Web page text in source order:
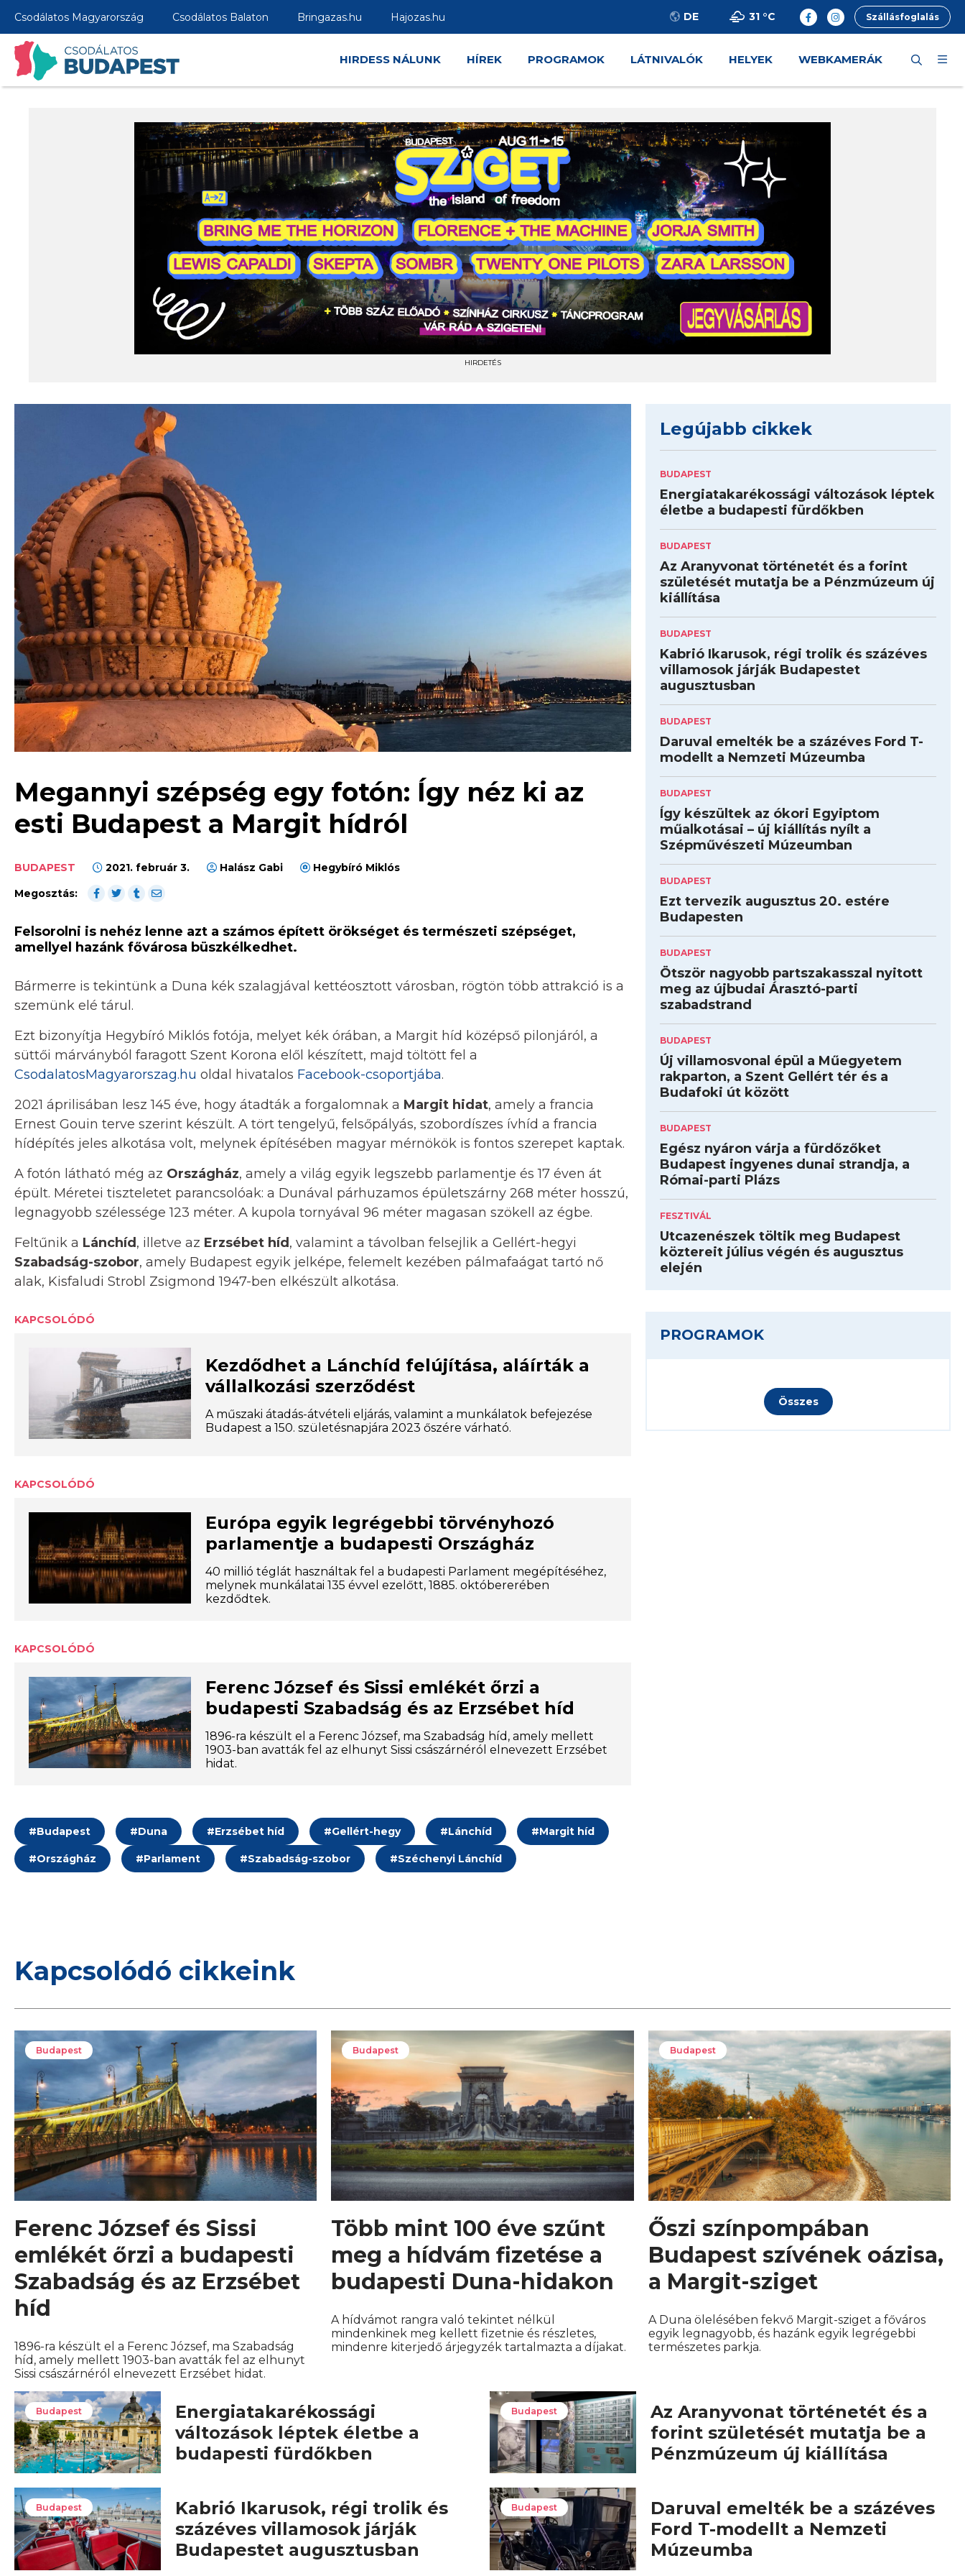
Csodálatos Magyarország Csodálatos Balaton Bringazas.hu Hajozas.hu DE 31 °C Szállásfoglalás
HIRDESS NÁLUNK HÍREK PROGRAMOK LÁTNIVALÓK HELYEK WEBKAMERÁK
HIRDETÉS
Megannyi szépség egy fotón: Így néz ki az
esti Budapest a Margit hídról
BUDAPEST 2021. február 3. Halász Gabi
Hegybíró Miklós
Megosztás:
Felsorolni is nehéz lenne azt a számos épített örökséget és természeti szépséget,
amellyel hazánk fővárosa büszkélkedhet.
Bármerre is tekintünk a Duna kék szalagjával kettéosztott városban, rögtön több attrakció is a
szemünk elé tárul.
Ezt bizonyítja Hegybíró Miklós fotója, melyet kék órában, a Margit híd középső pilonjáról, a
süttői márványból faragott Szent Korona elől készített, majd töltött fel a
CsodalatosMagyarorszag.hu oldal hivatalos Facebook-csoportjába.
2021 áprilisában lesz 145 éve, hogy átadták a forgalomnak a Margit hidat, amely a francia
Ernest Gouin terve szerint készült. A tört tengelyű, felsőpályás, szobordíszes ívhíd a francia
hídépítés jeles alkotása volt, melynek építésében magyar mérnökök is fontos szerepet kaptak.
A fotón látható még az Országház, amely a világ egyik legszebb parlamentje és 17 éven át
épült. Méretei tiszteletet parancsolóak: a Dunával párhuzamos épületszárny 268 méter hosszú,
legnagyobb szélessége 123 méter. A kupola tornyával 96 méter magasan szökell az égbe.
Feltűnik a Lánchíd, illetve az Erzsébet híd, valamint a távolban felsejlik a Gellért-hegyi
Szabadság-szobor, amely Budapest egyik jelképe, felemelt kezében pálmafaágat tartó nő
alak, Kisfaludi Strobl Zsigmond 1947-ben elkészült alkotása.
KAPCSOLÓDÓ
Kezdődhet a Lánchíd felújítása, aláírták a
vállalkozási szerződést
A műszaki átadás-átvételi eljárás, valamint a munkálatok befejezése
Budapest a 150. születésnapjára 2023 őszére várható.
KAPCSOLÓDÓ
Európa egyik legrégebbi törvényhozó
parlamentje a budapesti Országház
40 millió téglát használtak fel a budapesti Parlament megépítéséhez,
melynek munkálatai 135 évvel ezelőtt, 1885. októbererében
kezdődtek.
KAPCSOLÓDÓ
Ferenc József és Sissi emlékét őrzi a
budapesti Szabadság és az Erzsébet híd
1896-ra készült el a Ferenc József, ma Szabadság híd, amely mellett
1903-ban avatták fel az elhunyt Sissi császárnéról elnevezett Erzsébet
hidat.
#Budapest #Duna #Erzsébet híd #Gellért-hegy #Lánchíd #Margit híd
#Országház #Parlament #Szabadság-szobor #Széchenyi Lánchíd
Legújabb cikkek
BUDAPEST
Energiatakarékossági változások léptek
életbe a budapesti fürdőkben
BUDAPEST
Az Aranyvonat történetét és a forint
születését mutatja be a Pénzmúzeum új
kiállítása
BUDAPEST
Kabrió Ikarusok, régi trolik és százéves
villamosok járják Budapestet
augusztusban
BUDAPEST
Daruval emelték be a százéves Ford T-
modellt a Nemzeti Múzeumba
BUDAPEST
Így készültek az ókori Egyiptom
műalkotásai – új kiállítás nyílt a
Szépművészeti Múzeumban
BUDAPEST
Ezt tervezik augusztus 20. estére
Budapesten
BUDAPEST
Ötször nagyobb partszakasszal nyitott
meg az újbudai Árasztó-parti
szabadstrand
BUDAPEST
Új villamosvonal épül a Műegyetem
rakparton, a Szent Gellért tér és a
Budafoki út között
BUDAPEST
Egész nyáron várja a fürdőzőket
Budapest ingyenes dunai strandja, a
Római-parti Plázs
FESZTIVÁL
Utcazenészek töltik meg Budapest
köztereit július végén és augusztus
elején
PROGRAMOK
Összes
Kapcsolódó cikkeink
Budapest
Ferenc József és Sissi
emlékét őrzi a budapesti
Szabadság és az Erzsébet
híd
1896-ra készült el a Ferenc József, ma Szabadság
híd, amely mellett 1903-ban avatták fel az elhunyt
Sissi császárnéról elnevezett Erzsébet hidat.
Budapest
Több mint 100 éve szűnt
meg a hídvám fizetése a
budapesti Duna-hidakon
A hídvámot rangra való tekintet nélkül
mindenkinek meg kellett fizetnie és részletes,
mindenre kiterjedő árjegyzék tartalmazta a díjakat.
Budapest
Őszi színpompában
Budapest szívének oázisa,
a Margit-sziget
A Duna ölelésében fekvő Margit-sziget a főváros
egyik legnagyobb, és hazánk egyik legrégebbi
természetes parkja.
Budapest
Energiatakarékossági
változások léptek életbe a
budapesti fürdőkben
Budapest
Az Aranyvonat történetét és a
forint születését mutatja be a
Pénzmúzeum új kiállítása
Budapest
Kabrió Ikarusok, régi trolik és
százéves villamosok járják
Budapestet augusztusban
Budapest
Daruval emelték be a százéves
Ford T-modellt a Nemzeti
Múzeumba